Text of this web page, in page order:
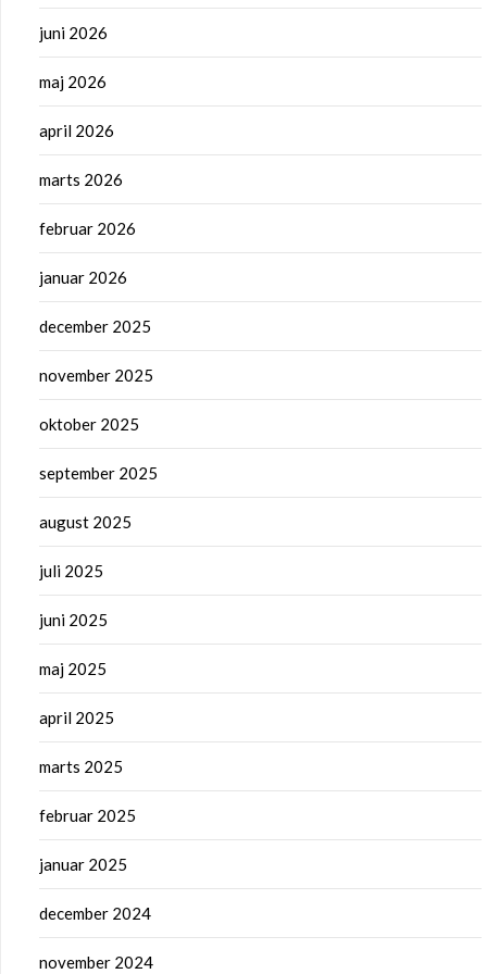
juni 2026
maj 2026
april 2026
marts 2026
februar 2026
januar 2026
december 2025
november 2025
oktober 2025
september 2025
august 2025
juli 2025
juni 2025
maj 2025
april 2025
marts 2025
februar 2025
januar 2025
december 2024
november 2024